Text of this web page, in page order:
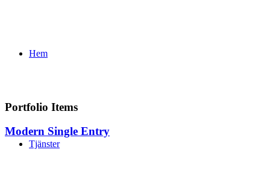
Hem
Tjänster
Portfolio Items
Modern Single Entry